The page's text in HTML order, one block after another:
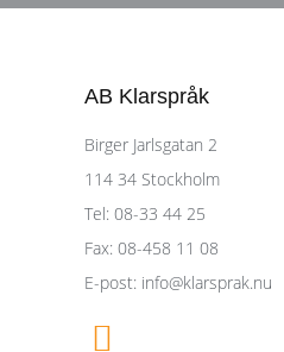
AB Klarspråk
Birger Jarlsgatan 2​
114 34 Stockholm
Tel: 08-33 44 25
Fax: 08-458 11 08
E-post: info@klarsprak.nu
F